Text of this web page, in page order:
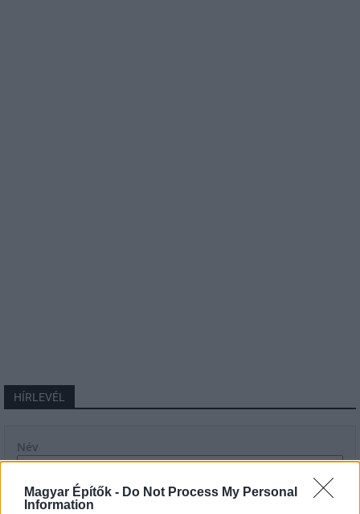
Magyar Építők - Do Not Process My Personal
Information
HÍRLEVÉL
Név
E-mail cím